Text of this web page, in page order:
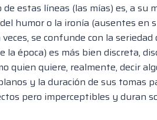
estas líneas (las mías) es, a su
humor o la ironía (ausentes en
se confunde con la
la época) es más bien discreta,
quien quiere, realmente, decir
y la duración de sus tomas
pero imperceptibles y duran